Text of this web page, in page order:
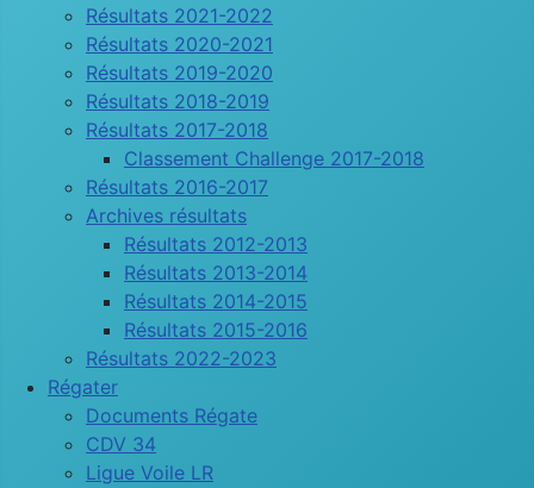
Résultats 2021-2022
Résultats 2020-2021
Résultats 2019-2020
Résultats 2018-2019
Résultats 2017-2018
Classement Challenge 2017-2018
Résultats 2016-2017
Archives résultats
Résultats 2012-2013
Résultats 2013-2014
Résultats 2014-2015
Résultats 2015-2016
Résultats 2022-2023
Régater
Documents Régate
CDV 34
Ligue Voile LR